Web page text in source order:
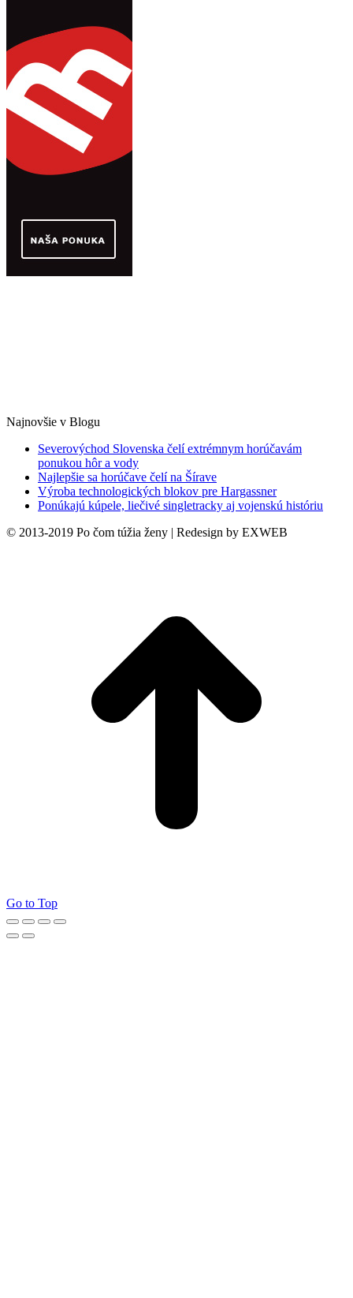
Najnovšie v Blogu
Severovýchod Slovenska čelí extrémnym horúčavám
ponukou hôr a vody
Najlepšie sa horúčave čelí na Šírave
Výroba technologických blokov pre Hargassner
Ponúkajú kúpele, liečivé singletracky aj vojenskú históriu
© 2013-2019 Po čom túžia ženy | Redesign by EXWEB
Go to Top